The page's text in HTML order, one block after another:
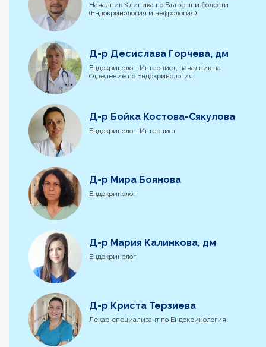
Началник Клиника по Вътрешни болести
(Ендокринология и нефрология)
Д-р Десислава Горчева, дм
Ендокринолог, Интернист, началник на
Отделение по Ендокринология
Д-р Бойка Костова-Сякулова
Ендокринолог, Интернист
Д-р Мира Боянова
Ендокринолог
Д-р Мария Калинкова, дм
Ендокринолог
Д-р Криста Терзиева
Лекар-специализант по Ендокринология